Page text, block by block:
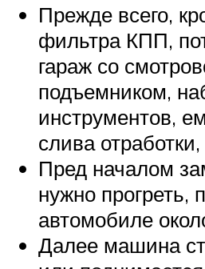
Прежде всего,
фильтра КПП,
гараж со
подъемником,
инструментов,
слива
Пред началом
нужно прогреть,
автомобиле
Далее машина